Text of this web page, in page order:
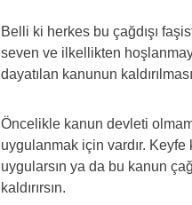
Belli ki herkes bu çağdışı
seven ve ilkellikten
dayatılan kanunun
Öncelikle kanun devleti
uygulanmak için vardır.
uygularsın ya da bu kanun
kaldırırsın.